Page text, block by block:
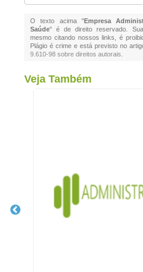
O texto acima "Empresa
Saúde" é de direito reservado.
mesmo citando nossos links, é
Plágio é crime e está previsto no
9.610-98 sobre direitos autorais
Veja Também